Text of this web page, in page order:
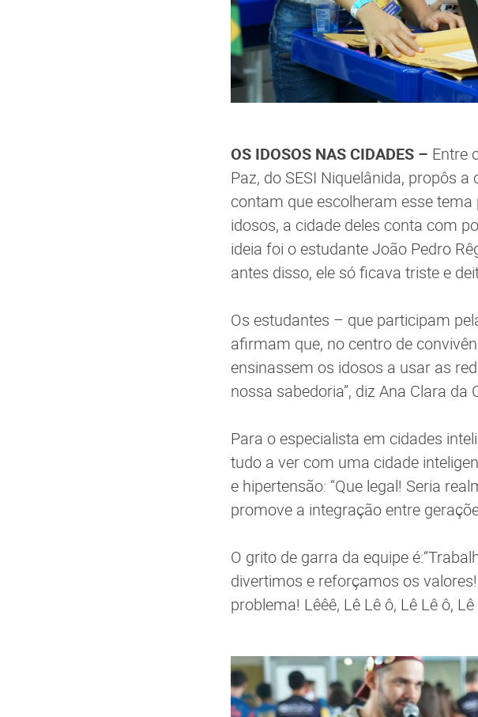
OS IDOSOS NAS CIDADES – Entre
Paz, do SESI Niquelânida, propôs
contam que escolheram esse
idosos, a cidade deles conta com
ideia foi o estudante João Pedro
antes disso, ele só ficava triste e
Os estudantes – que participam
afirmam que, no centro de
ensinassem os idosos a usar as
nossa sabedoria”, diz Ana Clara da
Para o especialista em cidades
tudo a ver com uma cidade
e hipertensão: “Que legal! Seria
promove a integração entre
O grito de garra da equipe
divertimos e reforçamos os
problema! Lêêê, Lê Lê ô, Lê Lê ô,